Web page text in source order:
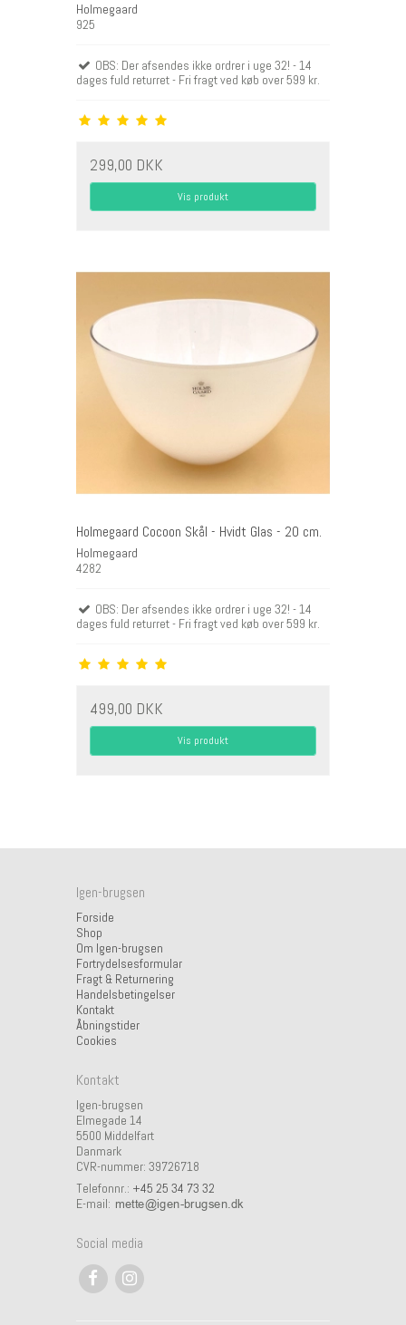
Holmegaard
925
OBS: Der afsendes ikke ordrer i uge 32! - 14
dages fuld returret - Fri fragt ved køb over 599 kr.
299,00 DKK
Vis produkt
Holmegaard Cocoon Skål - Hvidt Glas - 20 cm.
Holmegaard
4282
OBS: Der afsendes ikke ordrer i uge 32! - 14
dages fuld returret - Fri fragt ved køb over 599 kr.
499,00 DKK
Vis produkt
Igen-brugsen
Forside
Shop
Om Igen-brugsen
Fortrydelsesformular
Fragt & Returnering
Handelsbetingelser
Kontakt
Åbningstider
Cookies
Kontakt
Igen-brugsen
Elmegade 14
5500 Middelfart
Danmark
CVR-nummer: 39726718
Telefonnr.: +45 25 34 73 32
E-mail:
Social media